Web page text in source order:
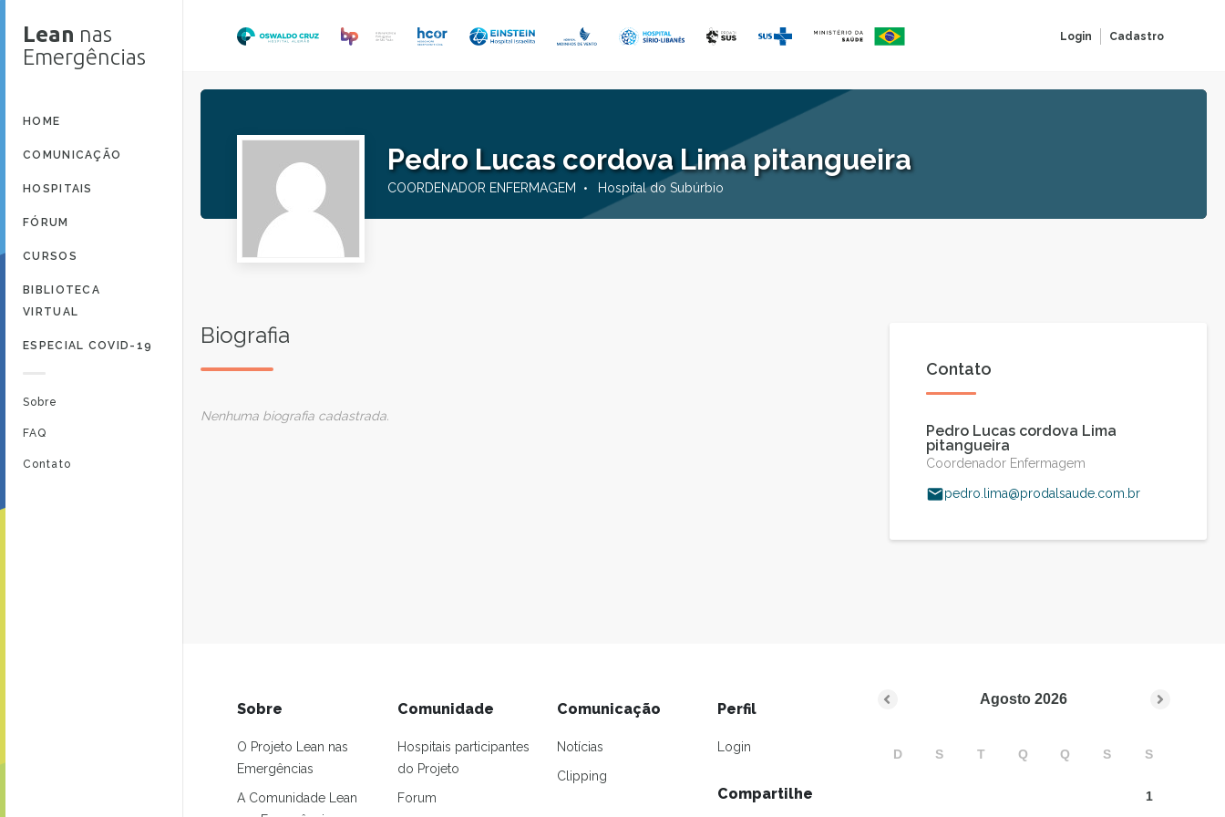
Login Cadastro
Lean nas
Emergências
HOME
COMUNICAÇÃO
HOSPITAIS
FÓRUM
CURSOS
BIBLIOTECA
VIRTUAL
ESPECIAL COVID-19
Sobre
FAQ
Contato
Pedro Lucas cordova Lima pitangueira
COORDENADOR ENFERMAGEM Hospital do Subúrbio
Biografia
Nenhuma biografia cadastrada.
Contato
Pedro Lucas cordova Lima
pitangueira
Coordenador Enfermagem
pedro.lima@prodalsaude.com.br
Sobre
O Projeto Lean nas
Emergências
A Comunidade Lean
Comunidade
Hospitais participantes
do Projeto
Forum
Comunicação
Notícias
Clipping
Perfil
Login
Compartilhe
Agosto 2026
D S T Q Q S S
1